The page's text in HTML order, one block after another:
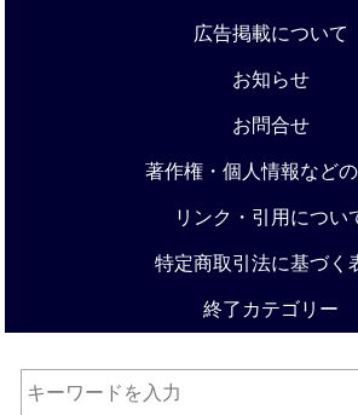
広告掲載について
お知らせ
お問合せ
著作権・個人情報など
リンク・引用につい
特定商取引法に基づく
終了カテゴリー